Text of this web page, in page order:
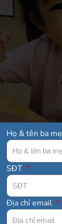
Họ & tên ba mẹ
SĐT
Địa chỉ email